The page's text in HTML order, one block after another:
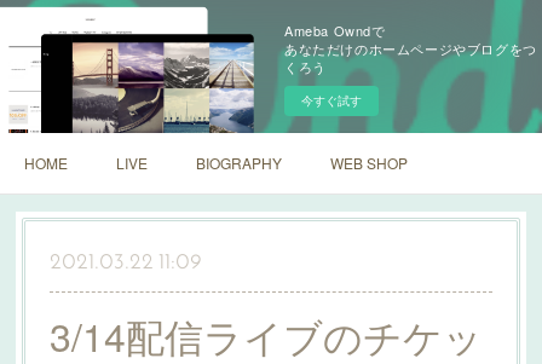
Ameba Owndで
あなただけのホームページやブログをつ
くろう
今すぐ試す
HOME LIVE BIOGRAPHY WEB SHOP
2021.03.22 11:09
3/14配信ライブのチケッ